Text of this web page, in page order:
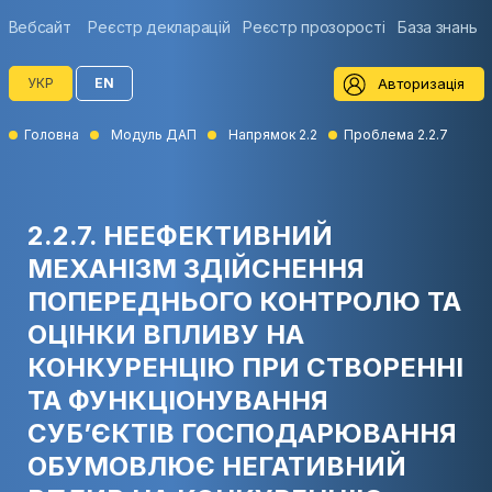
Вебсайт Реєстр декларацій Реєстр прозорості База знань
УКР EN Авторизація
Головна Модуль ДАП Напрямок 2.2 Проблема 2.2.7
2.2.7. НЕЕФЕКТИВНИЙ
МЕХАНІЗМ ЗДІЙСНЕННЯ
ПОПЕРЕДНЬОГО КОНТРОЛЮ ТА
ОЦІНКИ ВПЛИВУ НА
КОНКУРЕНЦІЮ ПРИ СТВОРЕННІ
ТА ФУНКЦІОНУВАННЯ
СУБ’ЄКТІВ ГОСПОДАРЮВАННЯ
ОБУМОВЛЮЄ НЕГАТИВНИЙ